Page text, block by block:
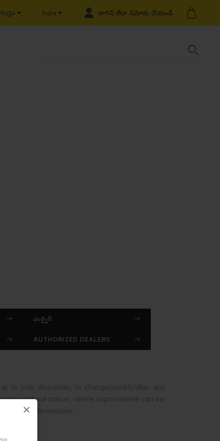
×
India లాగిన్ లేదా నమోదు చేయండి
ఎంక్వైర్
AUTHORIZED DEALERS
time without notice, where improvement can be
and dimensions.